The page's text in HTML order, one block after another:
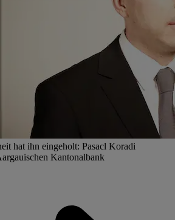
hat ihn eingeholt: Pasacl Koradi
Kantonalbank